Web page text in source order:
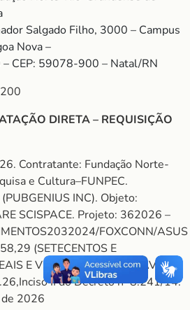
Salgado Filho, 3000 – Campus
Nova –
CEP: 59078-900 – Natal/RN
DIRETA – REQUISIÇÃO
Contratante: Fundação Norte-
e Cultura–FUNPEC.
INC). Objeto:
SCISPACE. Projeto: 362026 –
FOXCONN/ASUS
(SETECENTOS E
E VINTE E NOVE CENTAVOS).
II do Decreto nº 8.241/14.
2026